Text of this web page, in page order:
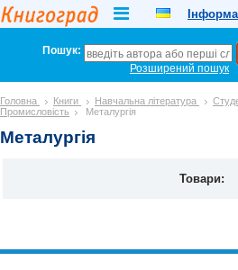
Пошук:
Розширений пошук
Головна Книги Навчальна література
Промисловість
Металургія
Металургія
Товари: